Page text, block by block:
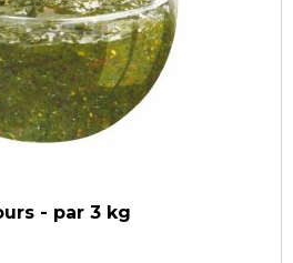
- par 3 kg